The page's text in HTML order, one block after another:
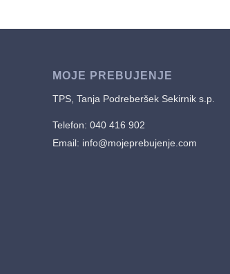
MOJE PREBUJENJE
TPS, Tanja Podreberšek Sekirnik s.p.
Telefon: 040 416 902
Email: info@mojeprebujenje.com